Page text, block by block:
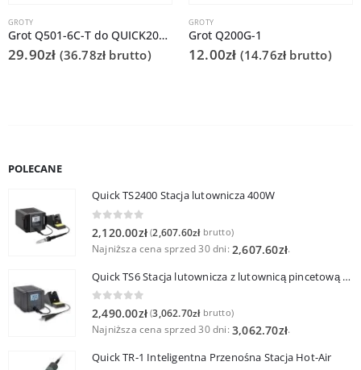
GROTY
Grot Q501-6C-T do QUICK206D
29.90zł (36.78zł brutto)
GROTY
Grot Q200G-1
12.00zł (14.76zł brutto)
POLECANE
Quick TS2400 Stacja lutownicza 400W
2,120.00zł (2,607.60złbrutto)
Najniższa cena sprzed 30 dni: 2,607.60zł.
Quick TS6 Stacja lutownicza z lutownicą pincetową 60W
0 out of 5
2,490.00zł (3,062.70złbrutto)
Najniższa cena sprzed 30 dni: 3,062.70zł.
Quick TR-1 Inteligentna Przenośna Stacja Hot-Air